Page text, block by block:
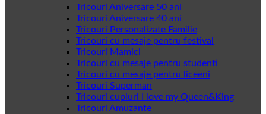
Tricouri Aniversare 50 ani
Tricouri Aniversare 40 ani
Tricouri Personalizate Familie
Tricouri cu mesaje pentru festival
Tricouri Mamici
Tricouri cu mesaje pentru studenti
Tricouri cu mesaje pentru liceeni
Tricouri Superman
Tricouri cupluri I love my Queen&King
Tricouri Amuzante